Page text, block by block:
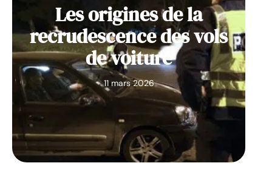
Les origines de la
recrudescence des vols
de voiture
11 mars 2026